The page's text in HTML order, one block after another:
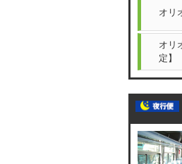
オリ
オリ
定】